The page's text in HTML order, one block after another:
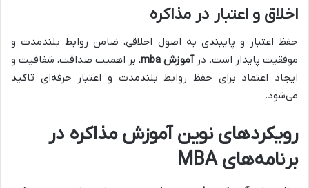
اخلاق و اعتبار در مذاکره
حفظ اعتبار و پایبندی به اصول اخلاقی، ضامن روابط بلندمدت و
موفقیت پایدار است. درآموزش mba
، بر اهمیت صداقت، شفافیت و
ایجاد اعتماد برای حفظ روابط بلندمدت و اعتبار حرفه‌ای تاکید
می‌شود.
رویکردهای نوین آموزش مذاکره در
برنامه‌هایMBA